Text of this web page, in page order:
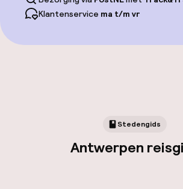
Klantenservice ma t/m vr
Stedengids
Antwerpen